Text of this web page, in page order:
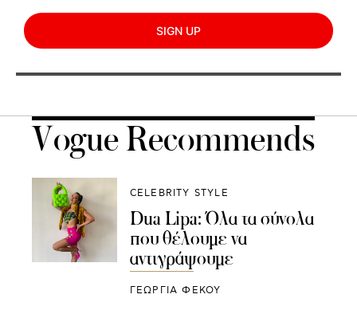
SIGN UP
Vogue Recommends
CELEBRITY STYLE
Dua Lipa: Όλα τα σύνολα
που θέλουμε να
αντιγράψουμε
ΓΕΩΡΓΙΑ ΦΕΚΟΥ